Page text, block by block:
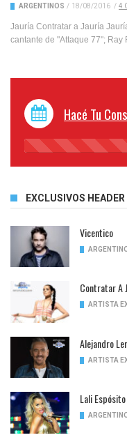
ARGENTINOS / 18/08/2016 / 4
Jauría Contratar a Jauría
cantante de "Attaque 77"; Ray
Hacé Tu
EXCLUSIVOS HEADER
Vicentico
Contratar A
ARTISTA
Alejandro
ARTISTA
Lali Espósito